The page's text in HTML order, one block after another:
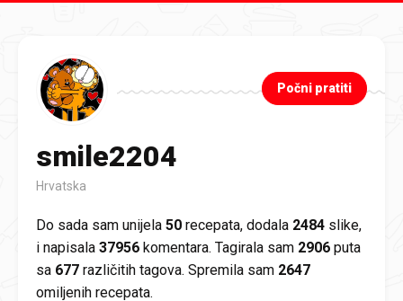
smile2204
Hrvatska
Počni pratiti
Do sada sam unijela 50 recepata, dodala 2484 slike,
i napisala 37956 komentara. Tagirala sam 2906 puta
sa 677 različitih tagova. Spremila sam 2647
omiljenih recepata.